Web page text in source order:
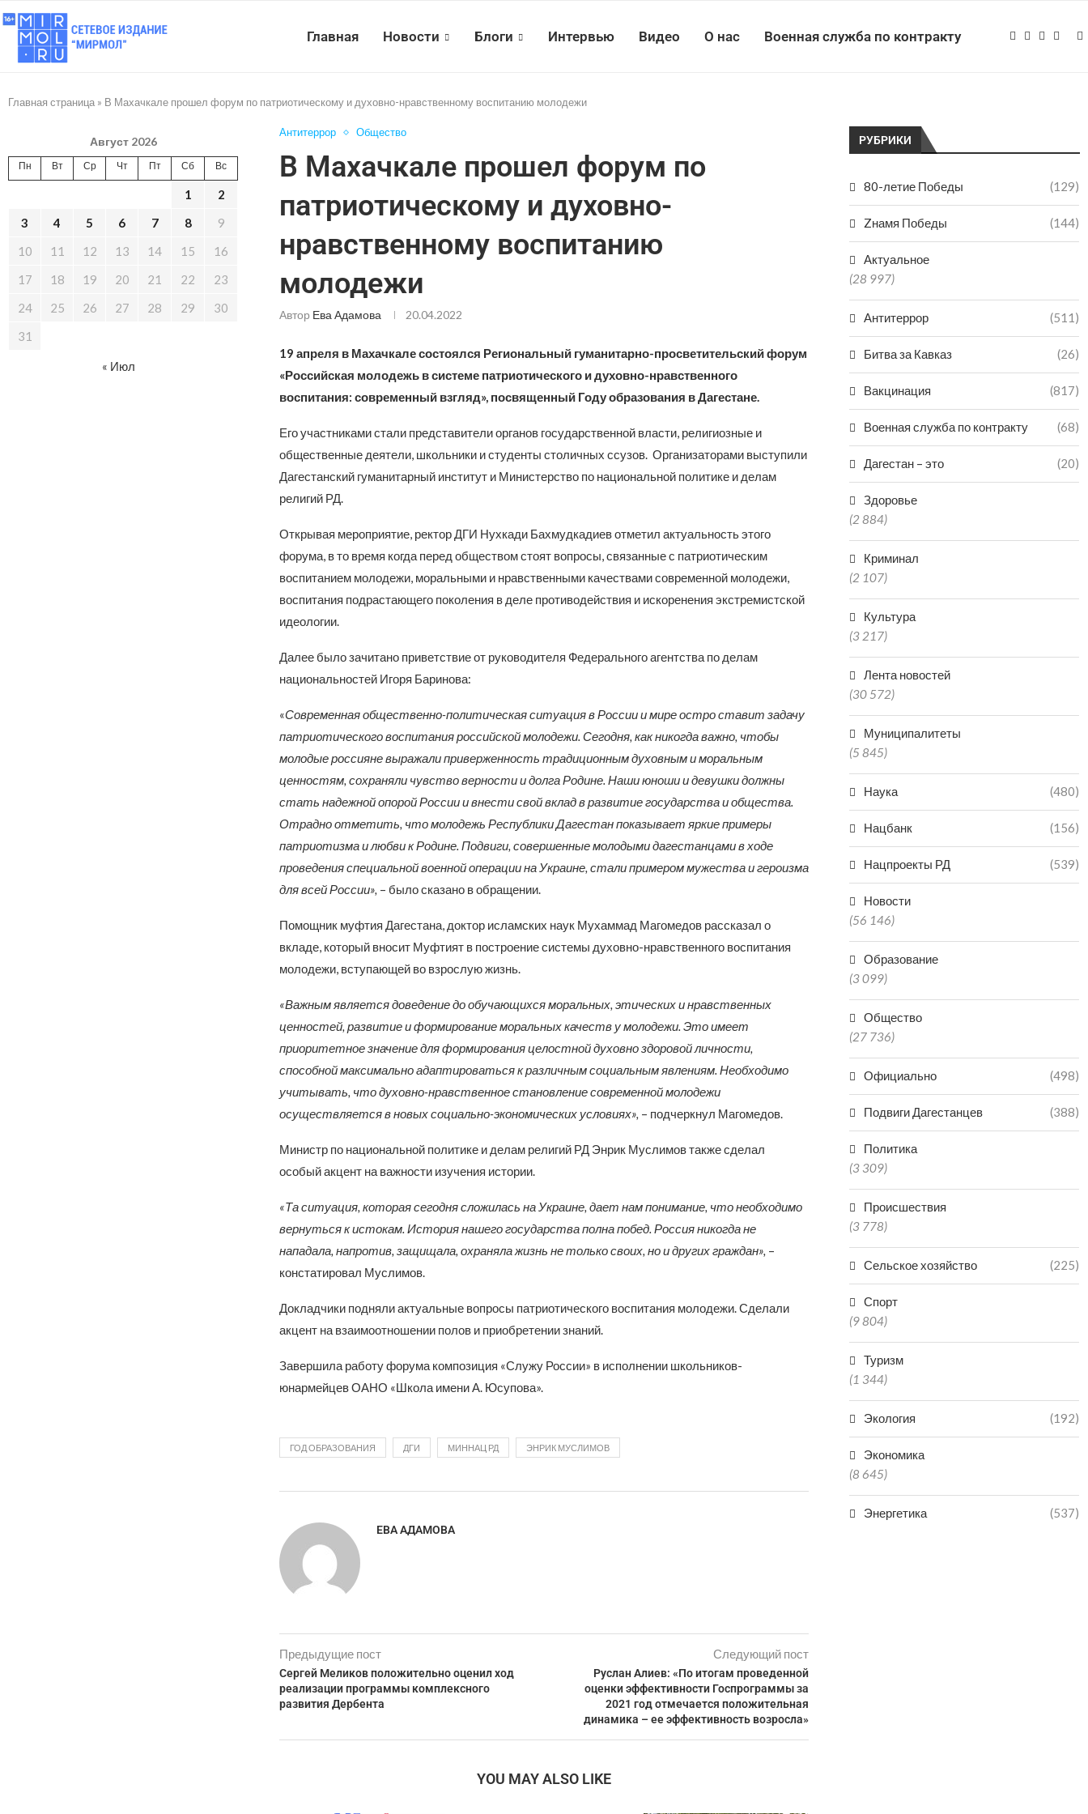
Главная Новости Блоги Интервью Видео О нас Военная служба по контракту
Главная страница » В Махачкале прошел форум по патриотическому и духовно-нравственному воспитанию молодежи
Антитеррор Общество
В Махачкале прошел форум по
патриотическому и духовно-
нравственному воспитанию
молодежи
Автор Ева Адамова 20.04.2022
19 апреля в Махачкале состоялся Региональный гуманитарно-просветительский форум
«Российская молодежь в системе патриотического и духовно-нравственного
воспитания: современный взгляд», посвященный Году образования в Дагестане.
Его участниками стали представители органов государственной власти, религиозные и
общественные деятели, школьники и студенты столичных ссузов. Организаторами выступили
Дагестанский гуманитарный институт и Министерство по национальной политике и делам
религий РД.
Открывая мероприятие, ректор ДГИ Нухкади Бахмудкадиев отметил актуальность этого
форума, в то время когда перед обществом стоят вопросы, связанные с патриотическим
воспитанием молодежи, моральными и нравственными качествами современной молодежи,
воспитания подрастающего поколения в деле противодействия и искоренения экстремистской
идеологии.
Далее было зачитано приветствие от руководителя Федерального агентства по делам
национальностей Игоря Баринова:
«Современная общественно-политическая ситуация в России и мире остро ставит задачу
патриотического воспитания российской молодежи. Сегодня, как никогда важно, чтобы
молодые россияне выражали приверженность традиционным духовным и моральным
ценностям, сохраняли чувство верности и долга Родине. Наши юноши и девушки должны
стать надежной опорой России и внести свой вклад в развитие государства и общества.
Отрадно отметить, что молодежь Республики Дагестан показывает яркие примеры
патриотизма и любви к Родине. Подвиги, совершенные молодыми дагестанцами в ходе
проведения специальной военной операции на Украине, стали примером мужества и героизма
для всей России», – было сказано в обращении.
Помощник муфтия Дагестана, доктор исламских наук Мухаммад Магомедов рассказал о
вкладе, который вносит Муфтият в построение системы духовно-нравственного воспитания
молодежи, вступающей во взрослую жизнь.
«Важным является доведение до обучающихся моральных, этических и нравственных
ценностей, развитие и формирование моральных качеств у молодежи. Это имеет
приоритетное значение для формирования целостной духовно здоровой личности,
способной максимально адаптироваться к различным социальным явлениям. Необходимо
учитывать, что духовно-нравственное становление современной молодежи
осуществляется в новых социально-экономических условиях», – подчеркнул Магомедов.
Министр по национальной политике и делам религий РД Энрик Муслимов также сделал
особый акцент на важности изучения истории.
«Та ситуация, которая сегодня сложилась на Украине, дает нам понимание, что необходимо
вернуться к истокам. История нашего государства полна побед. Россия никогда не
нападала, напротив, защищала, охраняла жизнь не только своих, но и других граждан», –
констатировал Муслимов.
Докладчики подняли актуальные вопросы патриотического воспитания молодежи. Сделали
акцент на взаимоотношении полов и приобретении знаний.
Завершила работу форума композиция «Служу России» в исполнении школьников-
юнармейцев ОАНО «Школа имени А. Юсупова».
ГОД ОБРАЗОВАНИЯ ДГИ МИННАЦ РД ЭНРИК МУСЛИМОВ
ЕВА АДАМОВА
Предыдущие пост
Сергей Меликов положительно оценил ход
реализации программы комплексного
развития Дербента
Следующий пост
Руслан Алиев: «По итогам проведенной
оценки эффективности Госпрограммы за
2021 год отмечается положительная
динамика – ее эффективность возросла»
YOU MAY ALSO LIKE
РУБРИКИ
80-летие Победы (129)
Zнамя Победы (144)
Актуальное
(28 997)
Антитеррор (511)
Битва за Кавказ (26)
Вакцинация (817)
Военная служба по контракту (68)
Дагестан – это (20)
Здоровье
(2 884)
Криминал
(2 107)
Культура
(3 217)
Лента новостей
(30 572)
Муниципалитеты
(5 845)
Наука (480)
Нацбанк (156)
Нацпроекты РД (539)
Новости
(56 146)
Образование
(3 099)
Общество
(27 736)
Официально (498)
Подвиги Дагестанцев (388)
Политика
(3 309)
Происшествия
(3 778)
Сельское хозяйство (225)
Спорт
(9 804)
Туризм
(1 344)
Экология (192)
Экономика
(8 645)
Энергетика (537)
Август 2026
Пн Вт Ср Чт Пт Сб Вс
1
2
3
4 5 6 7 8
9
10
11 12 13 14 15
16
17
18 19 20 21 22
23
24
25 26 27 28 29
30
31
« Июл